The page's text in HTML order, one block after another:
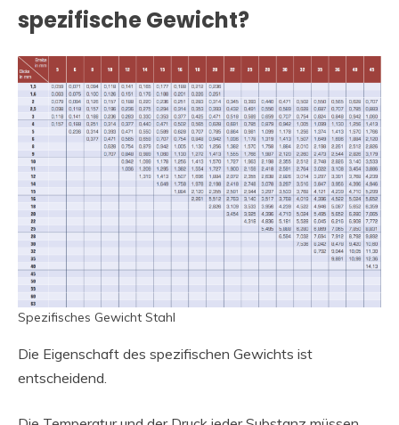
spezifische Gewicht?
Spezifisches Gewicht Stahl
Die Eigenschaft des spezifischen Gewichts ist
entscheidend.